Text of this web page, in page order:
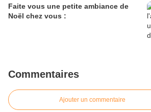
Faite vous une petite ambiance de
Noël chez vous :
Commentaires
Ajouter un commentaire